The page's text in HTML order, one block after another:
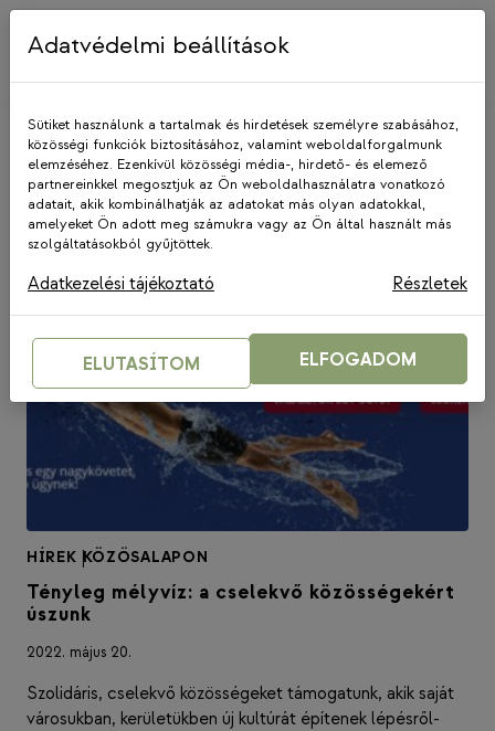
Skip
Swimathon 2021
HÍREK |
KÖZÖSALAPON
Tényleg mélyvíz: a cselekvő közösségekért
úszunk
2022. május 20.
Szolidáris, cselekvő közösségeket támogatunk, akik saját
városukban, kerületükben új kultúrát építenek lépésről-
Adatvédelmi beállítások
Sütiket használunk a tartalmak és hirdetések személyre szabásához,
közösségi funkciók biztosításához, valamint weboldalforgalmunk
elemzéséhez. Ezenkívül közösségi média-, hirdető- és elemező
partnereinkkel megosztjuk az Ön weboldalhasználatra vonatkozó
adatait, akik kombinálhatják az adatokat más olyan adatokkal,
amelyeket Ön adott meg számukra vagy az Ön által használt más
szolgáltatásokból gyűjtöttek.
Adatkezelési tájékoztató Részletek
ELUTASÍTOM ELFOGADOM